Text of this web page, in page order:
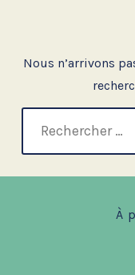
Nous n’arrivons
À